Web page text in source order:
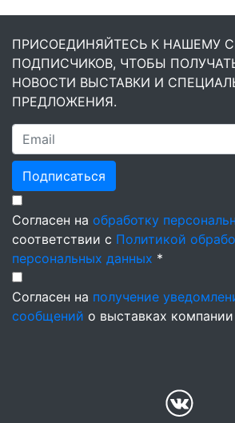
ПРИСОЕДИНЯЙТЕСЬ К НАШЕМУ
ПОДПИСЧИКОВ, ЧТОБЫ
НОВОСТИ ВЫСТАВКИ И
ПРЕДЛОЖЕНИЯ.
Подписаться
Согласен на обработку
соответствии с Политикой
персональных данных *
Согласен на получение
сообщений о выставках